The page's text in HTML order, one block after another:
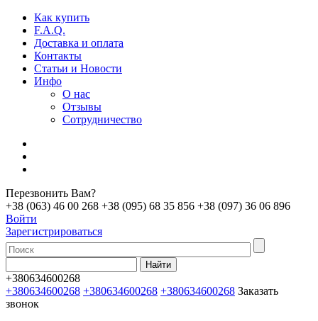
Как купить
F.A.Q.
Доставка и оплата
Контакты
Статьи и Новости
Инфо
О нас
Отзывы
Сотрудничество
Перезвонить Вам?
+38 (063) 46 00 268 +38 (095) 68 35 856 +38 (097) 36 06 896
Войти
Зарегистрироваться
+380634600268
+380634600268 +380634600268 +380634600268 Заказать
звонок